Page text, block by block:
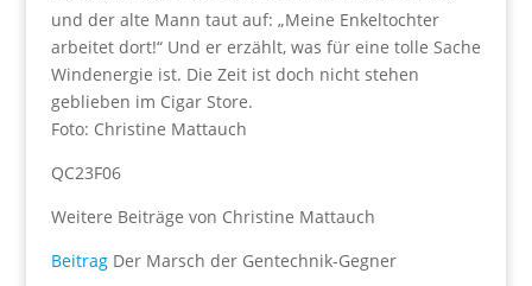
und der alte Mann taut auf: „Meine Enkeltochter
arbeitet dort!“ Und er erzählt, was für eine tolle Sache
Windenergie ist. Die Zeit ist doch nicht stehen
geblieben im Cigar Store.
Foto: Christine Mattauch
QC23F06
Weitere Beiträge von Christine Mattauch
BeitragDer Marsch der Gentechnik-Gegner